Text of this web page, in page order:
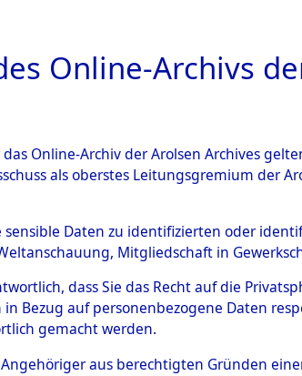
ARCHIVALE
0002
Person
Online-Archivs
Online-Archiv der Arolsen Archives
als oberstes Leitungsgremium der
sensible Daten zu identifizierten oder
Mitgliedschaft in
dass Sie das Recht auf die
Bezug auf personenbezogene Daten
gemacht werden.
Angehöriger aus berechtigten Gründen